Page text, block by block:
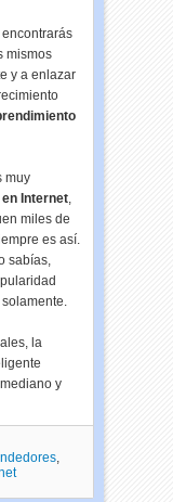
mismos
y a enlazar
muy
Internet,
miles de
es así.
sabías,
la
y
,